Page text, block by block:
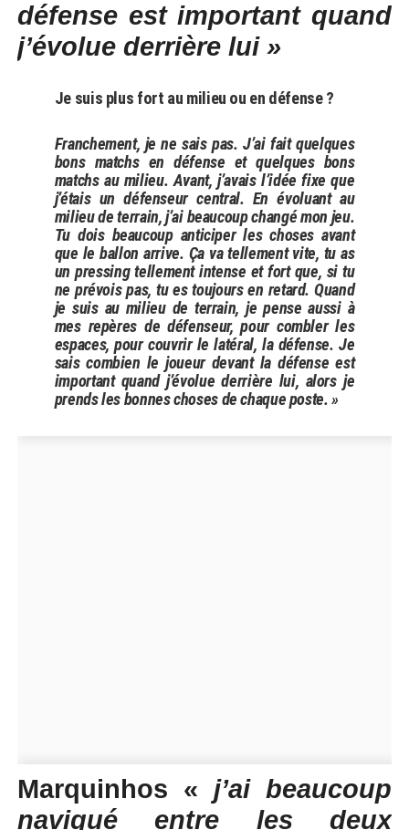
défense est important quand
j’évolue derrière lui »
Je suis plus fort au milieu ou en défense ?
Franchement, je ne sais pas. J’ai fait quelques
bons matchs en défense et quelques bons
matchs au milieu. Avant, j’avais l’idée fixe que
j’étais un défenseur central. En évoluant au
milieu de terrain, j’ai beaucoup changé mon jeu.
Tu dois beaucoup anticiper les choses avant
que le ballon arrive. Ça va tellement vite, tu as
un pressing tellement intense et fort que, si tu
ne prévois pas, tu es toujours en retard. Quand
je suis au milieu de terrain, je pense aussi à
mes repères de défenseur, pour combler les
espaces, pour couvrir le latéral, la défense. Je
sais combien le joueur devant la défense est
important quand j’évolue derrière lui, alors je
prends les bonnes choses de chaque poste. »
Marquinhos «j’ai beaucoup
navigué entre les deux